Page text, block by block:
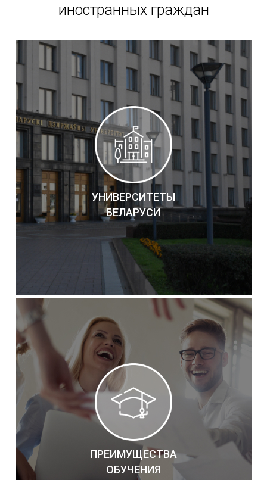
иностранных граждан
УНИВЕРСИТЕТЫ
БЕЛАРУСИ
ПРЕИМУЩЕСТВА
ОБУЧЕНИЯ